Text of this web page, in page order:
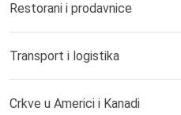
Restorani i prodavnice
Transport i logistika
Crkve u Americi i Kanadi